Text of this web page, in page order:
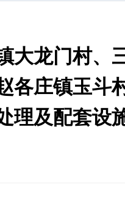
大龙门村
各庄镇玉斗
理及配套设